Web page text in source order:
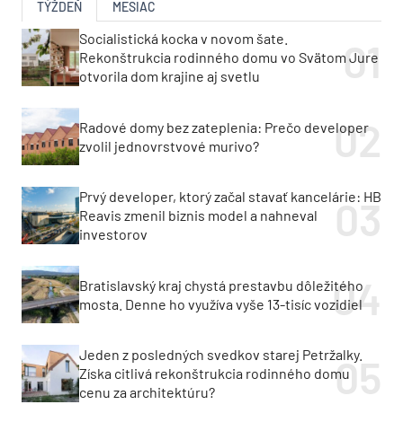
TÝŽDEŇ MESIAC
Socialistická kocka v novom šate.
Rekonštrukcia rodinného domu vo Svätom Jure
otvorila dom krajine aj svetlu
Radové domy bez zateplenia: Prečo developer
zvolil jednovrstvové murivo?
Prvý developer, ktorý začal stavať kancelárie: HB
Reavis zmenil biznis model a nahneval
investorov
Bratislavský kraj chystá prestavbu dôležitého
mosta. Denne ho využíva vyše 13-tisíc vozidiel
Jeden z posledných svedkov starej Petržalky.
Získa citlivá rekonštrukcia rodinného domu
cenu za architektúru?